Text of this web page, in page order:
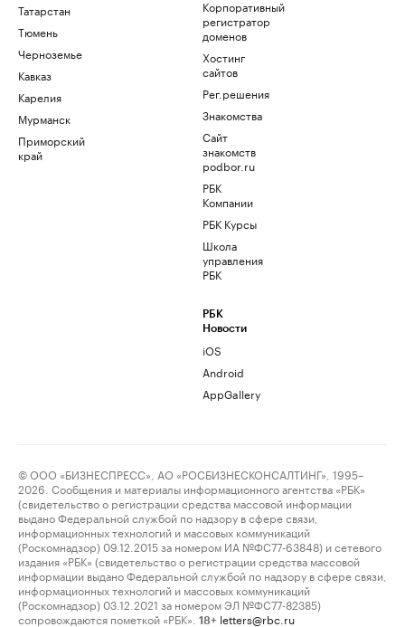
Татарстан
Тюмень
Черноземье
Кавказ
Карелия
Мурманск
Приморский
край
Корпоративный
регистратор
доменов
Хостинг
сайтов
Рег.решения
Знакомства
Сайт
знакомств
podbor.ru
РБК
Компании
РБК Курсы
Школа
управления
РБК
РБК
Новости
iOS
Android
AppGallery
© ООО «БИЗНЕСПРЕСС», АО «РОСБИЗНЕСКОНСАЛТИНГ», 1995–
2026. Сообщения и материалы информационного агентства «РБК»
(свидетельство о регистрации средства массовой информации
выдано Федеральной службой по надзору в сфере связи,
информационных технологий и массовых коммуникаций
(Роскомнадзор) 09.12.2015 за номером ИА №ФС77-63848) и сетевого
издания «РБК» (свидетельство о регистрации средства массовой
информации выдано Федеральной службой по надзору в сфере связи,
информационных технологий и массовых коммуникаций
(Роскомнадзор) 03.12.2021 за номером ЭЛ №ФС77-82385)
сопровождаются пометкой «РБК».
18+ letters@rbc.ru